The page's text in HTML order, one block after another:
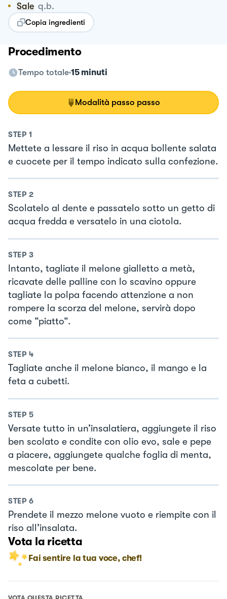
Sale q.b.
Copia ingredienti
Procedimento
Tempo totale 15 minuti
Modalità passo passo
STEP 1
Mettete a lessare il riso in acqua bollente salata
e cuocete per il tempo indicato sulla confezione.
STEP 2
Scolatelo al dente e passatelo sotto un getto di
acqua fredda e versatelo in una ciotola.
STEP 3
Intanto, tagliate il melone gialletto a metà,
ricavate delle palline con lo scavino oppure
tagliate la polpa facendo attenzione a non
rompere la scorza del melone, servirà dopo
come “piatto”.
STEP 4
Tagliate anche il melone bianco, il mango e la
feta a cubetti.
STEP 5
Versate tutto in un’insalatiera, aggiungete il riso
ben scolato e condite con olio evo, sale e pepe
a piacere, aggiungete qualche foglia di menta,
mescolate per bene.
STEP 6
Prendete il mezzo melone vuoto e riempite con il
riso all’insalata.
Vota la ricetta
Fai sentire la tua voce, chef!